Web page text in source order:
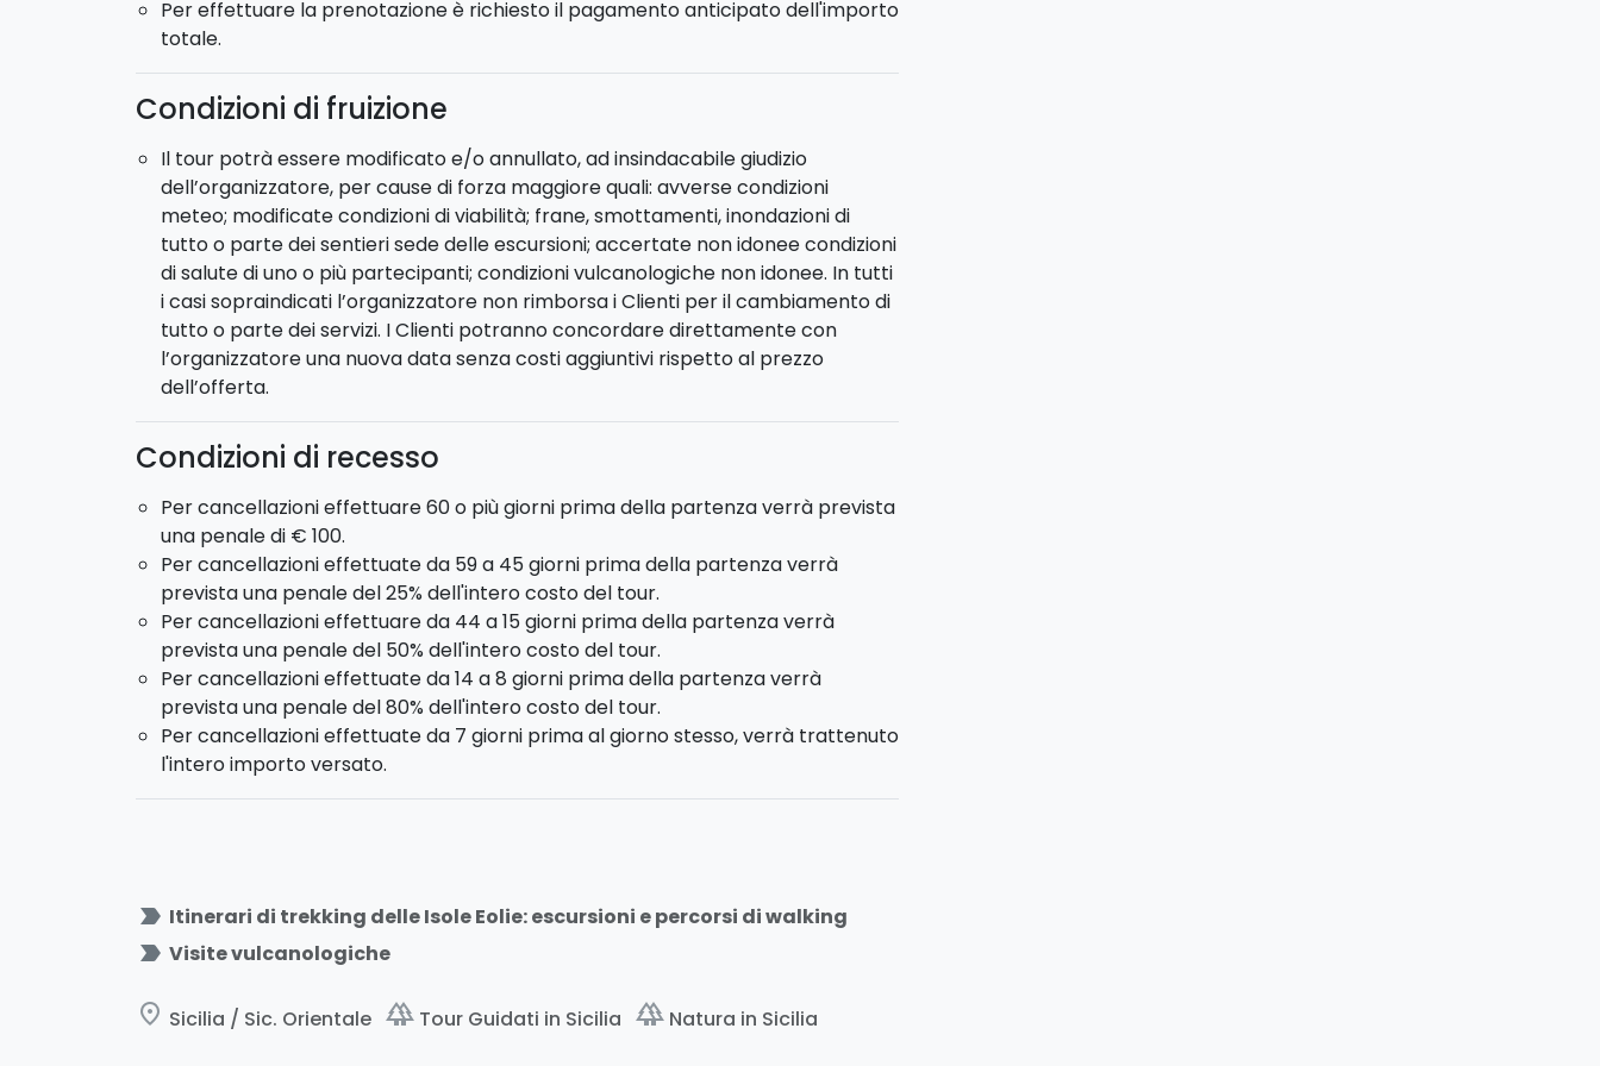
Imbarco in aliscafo per Stromboli. Cena e pernottamento a Stromboli.
escursione naturalistica nella“zona sommitale di Stromboli”,
locali autorizzati. cena in barca, pernottamento a Stromboli.
10° GIORNO:Imbarco in aliscafo per Milazzo. Trasferimento per APT di Catania.
Per effettuare la prenotazione è richiesto il pagamento anticipato dell'importo
totale.
Condizioni di fruizione
Il tour potrà essere modificato e/o annullato, ad insindacabile giudizio
dell’organizzatore, per cause di forza maggiore quali: avverse condizioni
meteo; modificate condizioni di viabilità; frane, smottamenti, inondazioni di
tutto o parte dei sentieri sede delle escursioni; accertate non idonee condizioni
di salute di uno o più partecipanti; condizioni vulcanologiche non idonee. In tutti
i casi sopraindicati l’organizzatore non rimborsa i Clienti per il cambiamento di
tutto o parte dei servizi. I Clienti potranno concordare direttamente con
l’organizzatore una nuova data senza costi aggiuntivi rispetto al prezzo
dell’offerta.
Condizioni di recesso
Per cancellazioni effettuare 60 o più giorni prima della partenza verrà prevista
una penale di € 100.
Per cancellazioni effettuate da 59 a 45 giorni prima della partenza verrà
prevista una penale del 25% dell'intero costo del tour.
Per cancellazioni effettuare da 44 a 15 giorni prima della partenza verrà
prevista una penale del 50% dell'intero costo del tour.
Per cancellazioni effettuate da 14 a 8 giorni prima della partenza verrà
prevista una penale del 80% dell'intero costo del tour.
Per cancellazioni effettuate da 7 giorni prima al giorno stesso, verrà trattenuto
l'intero importo versato.
label_important Itinerari di trekking delle Isole Eolie: escursioni e percorsi di walking
label_important Visite vulcanologiche
place Sicilia / Sic. Orientale forest Tour Guidati in Sicilia forest Natura in Sicilia